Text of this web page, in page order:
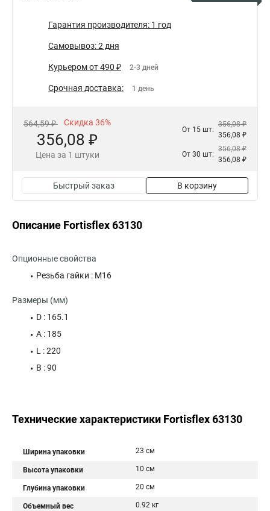
Гарантия производителя: 1 год
Самовывоз: 2 дня
Курьером от 490 ₽ 2-3 дней
Срочная доставка: 1 день
564,59 ₽ Скидка 36%
356,08 ₽
Цена за 1 штуки
От 15 шт:
356,08 ₽
356,08 ₽
От 30 шт:
356,08 ₽
356,08 ₽
Быстрый заказ В корзину
Описание Fortisflex 63130
Опционные свойства
Резьба гайки : М16
Размеры (мм)
D : 165.1
A : 185
L : 220
B : 90
Технические характеристики Fortisflex 63130
Ширина упаковки 23 см
Высота упаковки 10 см
Глубина упаковки 20 см
Объемный вес 0.92 кг